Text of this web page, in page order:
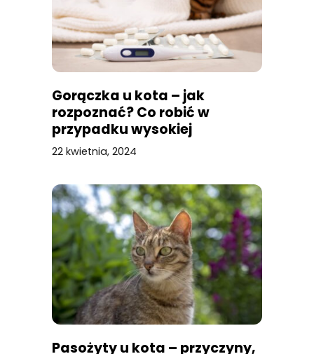
Gorączka u kota – jak
rozpoznać? Co robić w
przypadku wysokiej
temperatury?
22 kwietnia, 2024
Pasożyty u kota – przyczyny,